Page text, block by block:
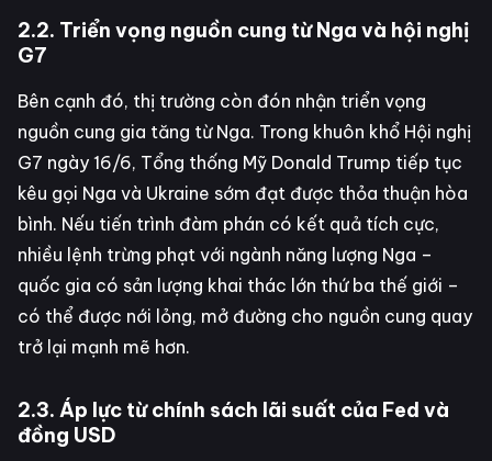
2.2. Triển vọng nguồn cung từ Nga và hội nghị
G7
Bên cạnh đó, thị trường còn đón nhận triển vọng
nguồn cung gia tăng từ Nga. Trong khuôn khổ Hội nghị
G7 ngày 16/6, Tổng thống Mỹ Donald Trump tiếp tục
kêu gọi Nga và Ukraine sớm đạt được thỏa thuận hòa
bình. Nếu tiến trình đàm phán có kết quả tích cực,
nhiều lệnh trừng phạt với ngành năng lượng Nga –
quốc gia có sản lượng khai thác lớn thứ ba thế giới –
có thể được nới lỏng, mở đường cho nguồn cung quay
trở lại mạnh mẽ hơn.
2.3. Áp lực từ chính sách lãi suất của Fed và
đồng USD